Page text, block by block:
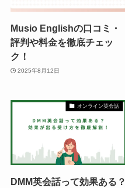
Musio Englishの口コミ・
評判や料金を徹底チェッ
ク！
2025年8月12日
オンライン英会話
DMM英会話って効果ある？